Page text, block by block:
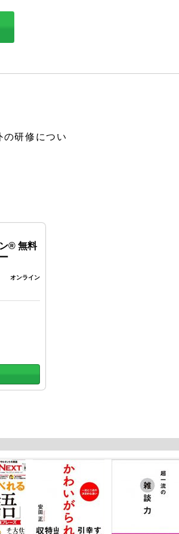
研修につい
® 無料
オンライン